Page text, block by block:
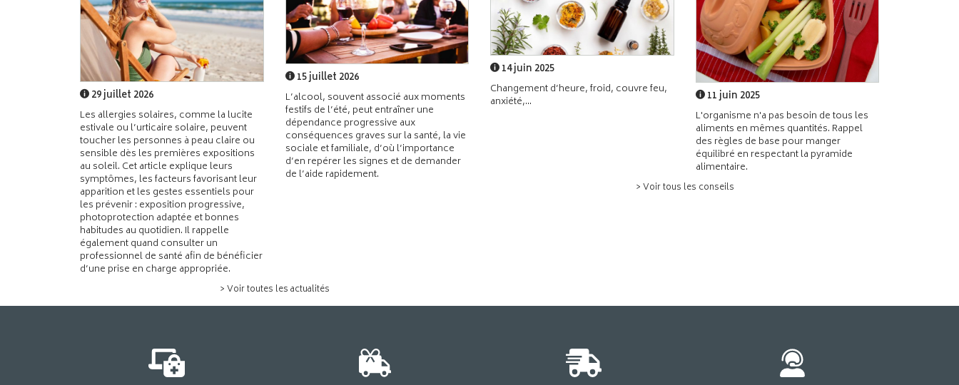
29 juillet 2026
Les allergies solaires, comme la lucite
estivale ou l’urticaire solaire, peuvent
toucher les personnes à peau claire ou
sensible dès les premières expositions
au soleil. Cet article explique leurs
symptômes, les facteurs favorisant leur
apparition et les gestes essentiels pour
les prévenir : exposition progressive,
photoprotection adaptée et bonnes
habitudes au quotidien. Il rappelle
également quand consulter un
professionnel de santé afin de bénéficier
d’une prise en charge appropriée.
15 juillet 2026
L’alcool, souvent associé aux moments
festifs de l’été, peut entraîner une
dépendance progressive aux
conséquences graves sur la santé, la vie
sociale et familiale, d’où l’importance
d’en repérer les signes et de demander
de l’aide rapidement.
> Voir toutes les actualités
14 juin 2025
Changement d’heure, froid, couvre feu,
anxiété,...
11 juin 2025
L'organisme n'a pas besoin de tous les
aliments en mêmes quantités. Rappel
des règles de base pour manger
équilibré en respectant la pyramide
alimentaire.
> Voir tous les conseils